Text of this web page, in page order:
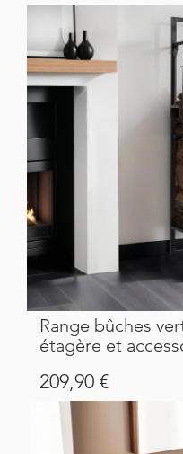
Range bûches vertical 170cm avec
étagère et
Prix
209,90 €